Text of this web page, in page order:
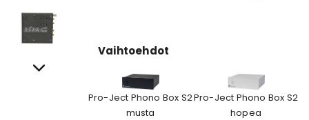
Vaihtoehdot
Pro-Ject Phono Box S2
musta
Pro-Ject Phono Box S2
hopea